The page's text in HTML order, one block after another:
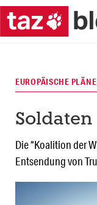
EUROPÄISCHE
Die “Koalition der
Entsendung von